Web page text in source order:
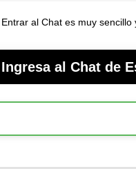
al Chat es muy
Ingresa al Chat de